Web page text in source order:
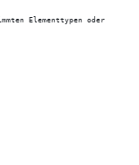
Elementtypen oder